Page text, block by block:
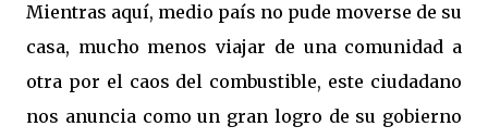
Mientras aquí, medio país no pude moverse de su
casa, mucho menos viajar de una comunidad a
otra por el caos del combustible, este ciudadano
nos anuncia como un gran logro de su gobierno